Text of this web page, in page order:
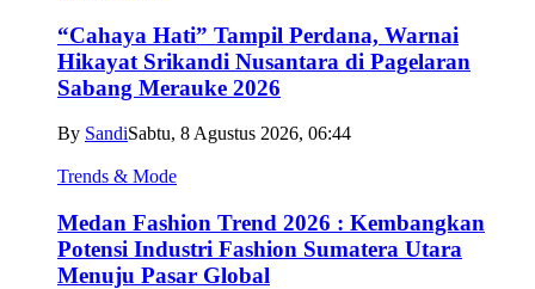
“Cahaya Hati” Tampil Perdana, Warnai
Hikayat Srikandi Nusantara di Pagelaran
Sabang Merauke 2026
By SandiSabtu, 8 Agustus 2026, 06:44
Trends & Mode
Medan Fashion Trend 2026 : Kembangkan
Potensi Industri Fashion Sumatera Utara
Menuju Pasar Global